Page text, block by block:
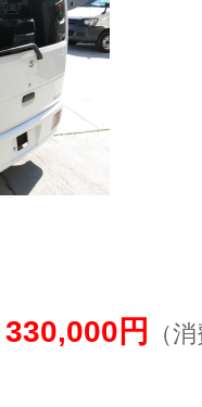
330,000円 （